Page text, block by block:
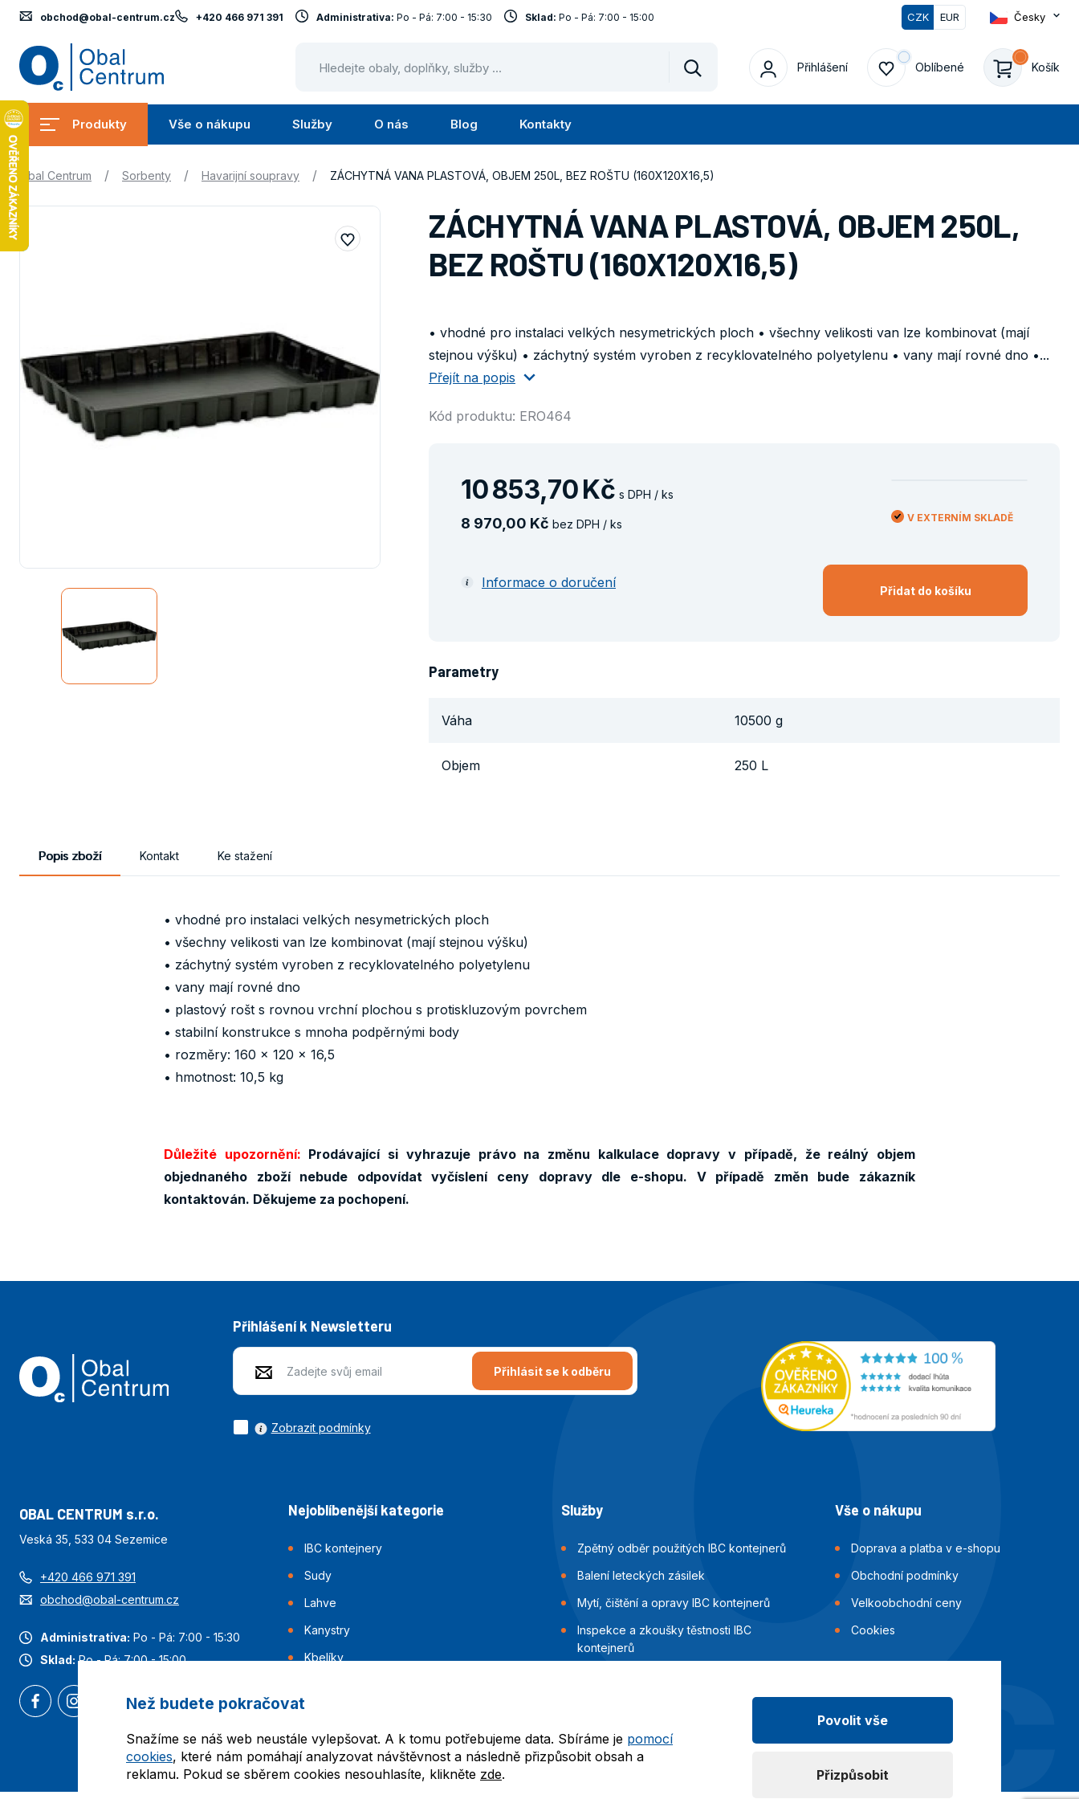
CZK EUR Česky
Vyhledat
Přihlášení Oblíbené Košík
0
Produkty
Submenu
Produkty
Vše o nákupu
Submenu
Služby
Submenu
Služby
O nás
Submenu
O
Blog Kontakty
obchod@obal-centrum.cz +420 466 971 391 Administrativa: Po - Pá: 7:00 - 15:30 Sklad: Po - Pá: 7:00 - 15:00
Obal Centrum / Sorbenty / Havarijní soupravy / ZÁCHYTNÁ VANA PLASTOVÁ, OBJEM 250L, BEZ ROŠTU (160X120X16,5)
ZÁCHYTNÁ VANA PLASTOVÁ, OBJEM 250L,
BEZ ROŠTU (160X120X16,5)
• vhodné pro instalaci velkých nesymetrických ploch • všechny velikosti van lze kombinovat (mají
stejnou výšku) • záchytný systém vyroben z recyklovatelného polyetylenu • vany mají rovné dno •...
Přejít na popis
Kód produktu: ERO464
10853,70Kč s DPH / ks
8 970 00 Kč bez DPH / ks V EXTERNÍM SKLADĚ
Informace o doručení Přidat do košíku
Parametry
Váha 10500 g
Objem 250 L
Popis zboží Kontakt Ke stažení
• vhodné pro instalaci velkých nesymetrických ploch
• všechny velikosti van lze kombinovat (mají stejnou výšku)
• záchytný systém vyroben z recyklovatelného polyetylenu
• vany mají rovné dno
• plastový rošt s rovnou vrchní plochou s protiskluzovým povrchem
• stabilní konstrukce s mnoha podpěrnými body
• rozměry: 160 x 120 x 16,5
• hmotnost: 10,5 kg
Důležité upozornění: Prodávající si vyhrazuje právo na změnu kalkulace dopravy v případě, že reálný objem
objednaného zboží nebude odpovídat vyčíslení ceny dopravy dle e-shopu. V případě změn bude zákazník
kontaktován. Děkujeme za pochopení.
Přihlášení k Newsletteru
Přihlásit se k odběru
Zobrazit podmínky
OBAL CENTRUM s.r.o.
Veská 35, 533 04 Sezemice
+420 466 971 391
obchod@obal-centrum.cz
Administrativa: Po - Pá: 7:00 - 15:30
Sklad: Po - Pá: 7:00 - 15:00
Nejoblíbenější kategorie
IBC kontejnery
Sudy
Lahve
Kanystry
Kbelíky
Služby
Zpětný odběr použitých IBC kontejnerů
Balení leteckých zásilek
Mytí, čištění a opravy IBC kontejnerů
Inspekce a zkoušky těstnosti IBC
kontejnerů
Vše o nákupu
Doprava a platba v e-shopu
Obchodní podmínky
Velkoobchodní ceny
Cookies
Než budete pokračovat
Snažíme se náš web neustále vylepšovat. A k tomu potřebujeme data. Sbíráme je pomocí
cookies, které nám pomáhají analyzovat návštěvnost a následně přizpůsobit obsah a
reklamu. Pokud se sběrem cookies nesouhlasíte, klikněte zde. Přizpůsobit
Povolit vše